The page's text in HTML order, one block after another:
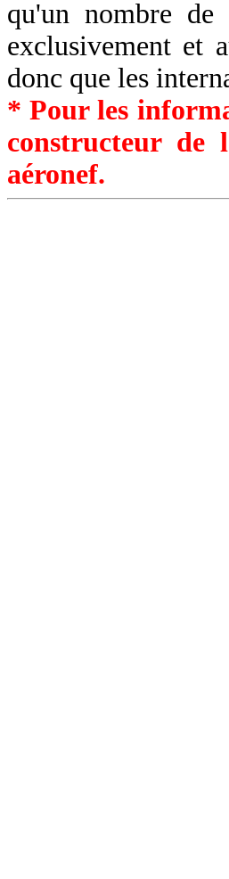
qu'un nombre
exclusivement et
donc que les
* Pour les
constructeur de
aéronef.